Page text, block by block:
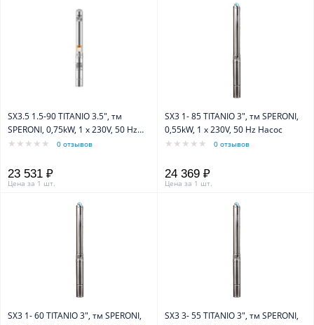
SX3.5 1.5-90 TITANIO 3.5", тм
SPERONI, 0,75kW, 1 х 230V, 50 Hz
Насос
0 отзывов
23 531 ₽
Цена за 1 шт.
SX3 1- 85 TITANIO 3", тм SPERONI,
0,55kW, 1 х 230V, 50 Hz Насос
0 отзывов
24 369 ₽
Цена за 1 шт.
SX3 1- 60 TITANIO 3", тм SPERONI,
SX3 3- 55 TITANIO 3", тм SPERONI,